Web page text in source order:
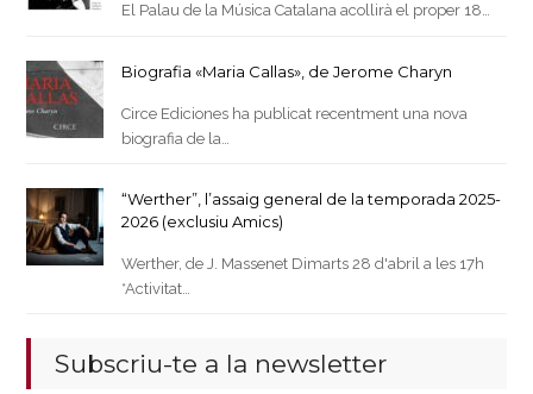
El Palau de la Música Catalana acollirà el proper 18…
Biografia «Maria Callas», de Jerome Charyn
Circe Ediciones ha publicat recentment una nova
biografia de la…
“Werther”, l’assaig general de la temporada 2025-
2026 (exclusiu Amics)
Werther, de J. Massenet Dimarts 28 d'abril a les 17h
*Activitat…
Subscriu-te a la newsletter